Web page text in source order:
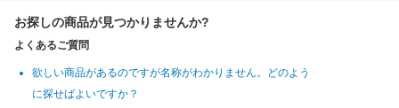
お探しの商品が見つかりませんか?
よくあるご質問
欲しい商品があるのですが名称がわかりません。どのよう
に探せばよいですか？